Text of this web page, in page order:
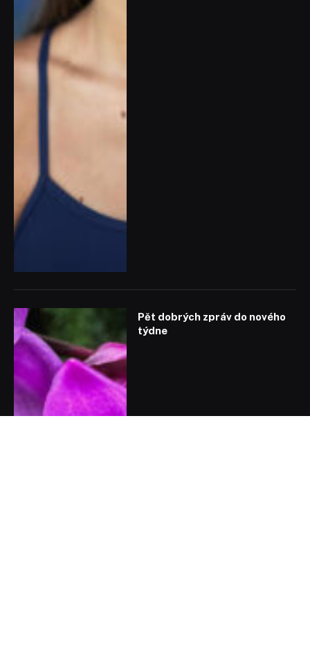
Pět dobrých zpráv do nového
týdne